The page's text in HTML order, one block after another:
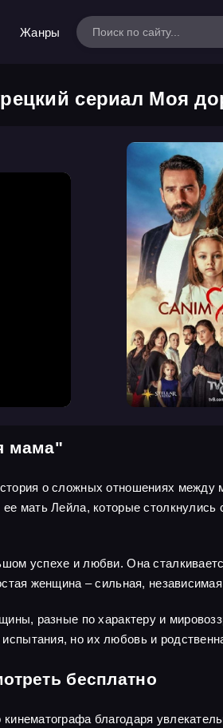
Жанры
сериал Моя
мама"
о сложных отношениях
мать Лейла, которые
успехе и любви. Она
женщина – сильная,
разные по характеру и
но их любовь и
бесплатно
благодаря